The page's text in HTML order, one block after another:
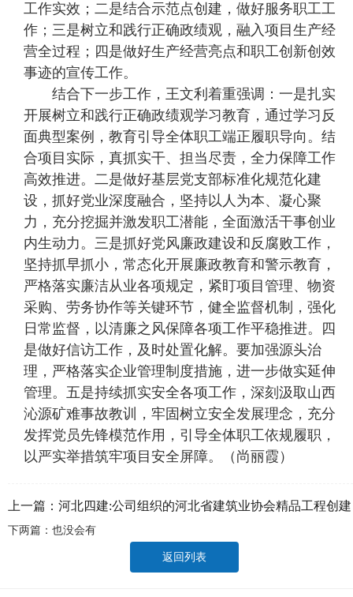
工作实效；二是结合示范点创建，做好服务职工工
作；三是树立和践行正确政绩观，融入项目生产经
营全过程；四是做好生产经营亮点和职工创新创效
事迹的宣传工作。
结合下一步工作，王文利着重强调：一是扎实
开展树立和践行正确政绩观学习教育，通过学习反
面典型案例，教育引导全体职工端正履职导向。结
合项目实际，真抓实干、担当尽责，全力保障工作
高效推进。二是做好基层党支部标准化规范化建
设，抓好党业深度融合，坚持以人为本、凝心聚
力，充分挖掘并激发职工潜能，全面激活干事创业
内生动力。三是抓好党风廉政建设和反腐败工作，
坚持抓早抓小，常态化开展廉政教育和警示教育，
严格落实廉洁从业各项规定，紧盯项目管理、物资
采购、劳务协作等关键环节，健全监督机制，强化
日常监督，以清廉之风保障各项工作平稳推进。四
是做好信访工作，及时处置化解。要加强源头治
理，严格落实企业管理制度措施，进一步做实延伸
管理。五是持续抓实安全各项工作，深刻汲取山西
沁源矿难事故教训，牢固树立安全发展理念，充分
发挥党员先锋模范作用，引导全体职工依规履职，
以严实举措筑牢项目安全屏障。（尚丽霞）
上一篇： 河北四建:公司组织的河北省建筑业协会精品工程创建
专题培训圆满举办
下两篇：也没会有
返回列表